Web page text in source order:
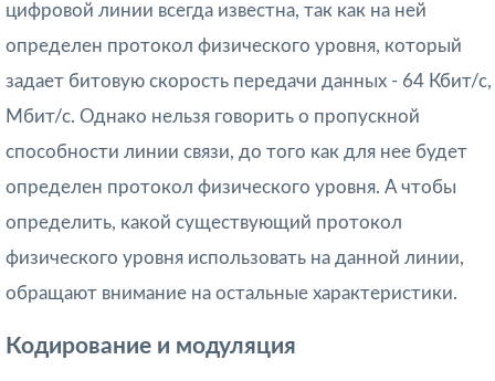
цифровой линии всегда известна, так как на ней
определен протокол физического уровня, который
задает битовую скорость передачи данных - 64 Кбит/с,
Мбит/с. Однако нельзя говорить о пропускной
способности линии связи, до того как для нее будет
определен протокол физического уровня. А чтобы
определить, какой существующий протокол
физического уровня использовать на данной линии,
обращают внимание на остальные характеристики.
Кодирование и модуляция